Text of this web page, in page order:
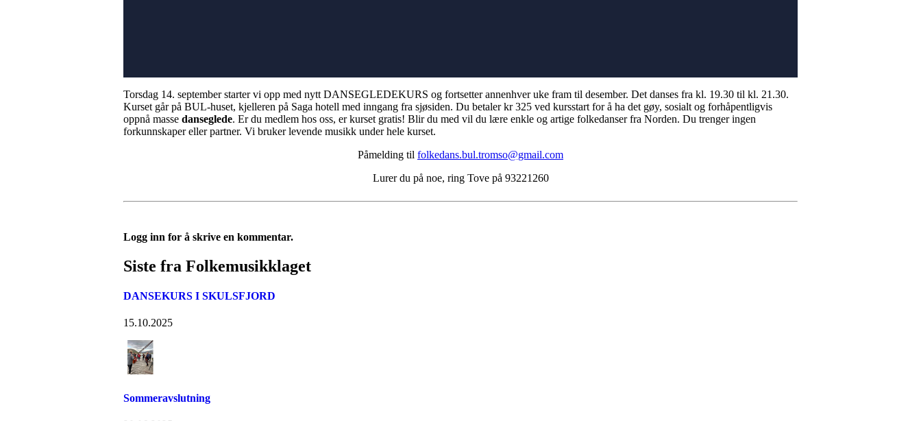
Torsdag 14. september starter vi opp med nytt DANSEGLEDEKURS og fortsetter annenhver uke fram til desember. Det danses fra kl. 19.30 til kl. 21.30.
Kurset går på BUL-huset, kjelleren på Saga hotell med inngang fra sjøsiden. Du betaler kr 325 ved kursstart for å ha det gøy, sosialt og forhåpentligvis
oppnå masse danseglede. Er du medlem hos oss, er kurset gratis! Blir du med vil du lære enkle og artige folkedanser fra Norden. Du trenger ingen
forkunnskaper eller partner. Vi bruker levende musikk under hele kurset.
Påmelding til folkedans.bul.tromso@gmail.com
Lurer du på noe, ring Tove på 93221260
Logg inn for å skrive en kommentar.
Siste fra Folkemusikklaget
DANSEKURS I SKULSFJORD
15.10.2025
Sommeravslutning